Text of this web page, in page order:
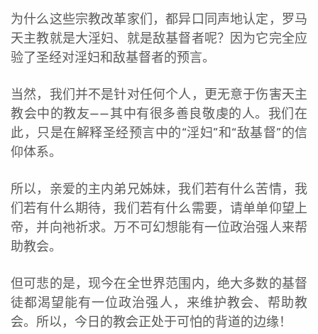
为什么这些宗教改革家们，都异口同声地认定，罗马
天主教就是大淫妇、就是敌基督者呢？因为它完全应
验了圣经对淫妇和敌基督者的预言。
当然，我们并不是针对任何个人，更无意于伤害天主
教会中的教友——其中有很多善良敬虔的人。我们在
此，只是在解释圣经预言中的“淫妇”和“敌基督”的信
仰体系。
所以，亲爱的主内弟兄姊妹，我们若有什么苦情，我
们若有什么期待，我们若有什么需要，请单单仰望上
帝，并向祂祈求。万不可幻想能有一位政治强人来帮
助教会。
但可悲的是，现今在全世界范围内，绝大多数的基督
徒都渴望能有一位政治强人，来维护教会、帮助教
会。所以，今日的教会正处于可怕的背道的边缘！